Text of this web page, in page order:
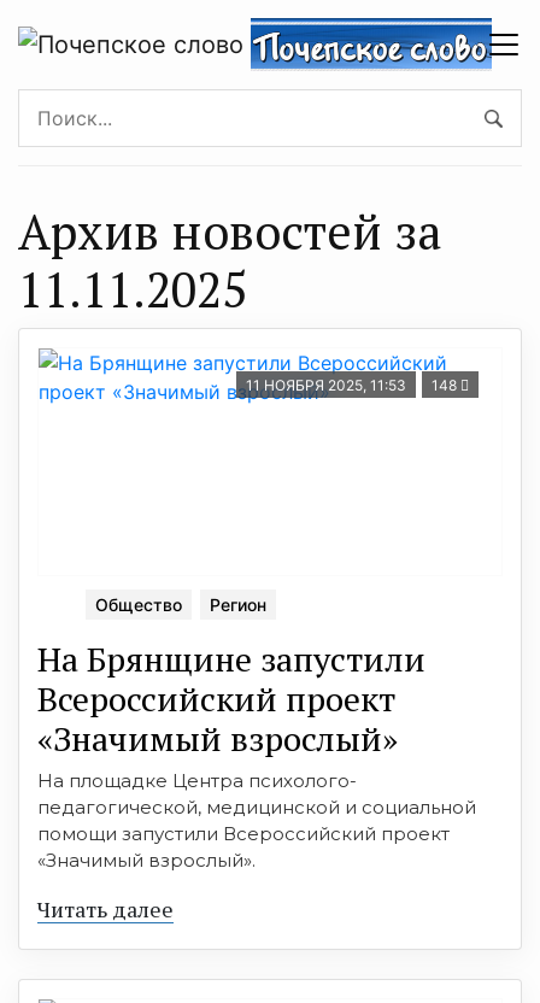
Архив новостей за
11.11.2025
11 НОЯБРЯ 2025, 11:53 148
Общество Регион
На Брянщине запустили
Всероссийский проект
«Значимый взрослый»
На площадке Центра психолого-
педагогической, медицинской и социальной
помощи запустили Всероссийский проект
«Значимый взрослый».
Читать далее